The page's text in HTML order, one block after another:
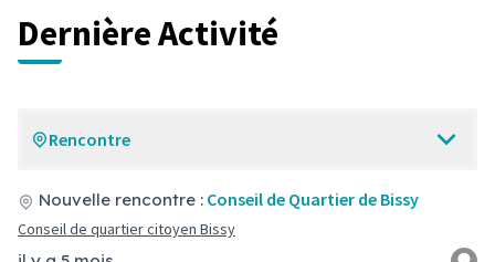
Dernière Activité
Rencontre
Nouvelle rencontre : Conseil de Quartier de Bissy
Conseil de quartier citoyen Bissy